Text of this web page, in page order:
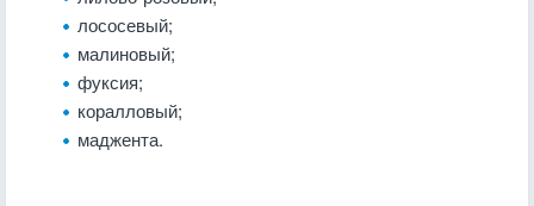
лососевый;
малиновый;
фуксия;
коралловый;
маджента.